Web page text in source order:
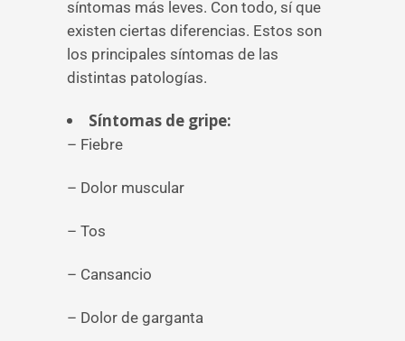
síntomas más leves. Con todo, sí que
existen ciertas diferencias. Estos son
los principales síntomas de las
distintas patologías.
Síntomas de gripe:
– Fiebre
– Dolor muscular
– Tos
– Cansancio
– Dolor de garganta